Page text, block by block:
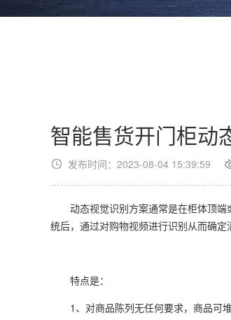
智能售货开门柜动
发布时间：2023-08-04 15:39:59
动态视觉识别方案通常是在柜体顶端
统后，通过对购物视频进行识别从而确定
特点是：
1、对商品陈列无任何要求，商品可堆